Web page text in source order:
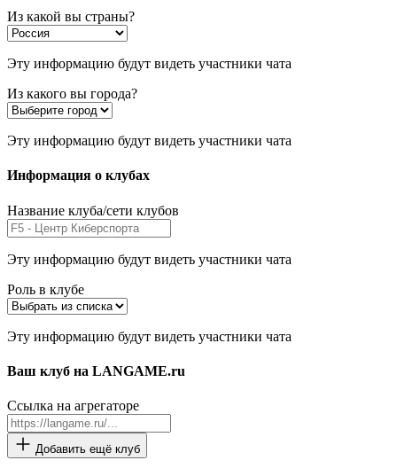
Из какой вы страны?
Эту информацию будут видеть участники чата
Из какого вы города?
Эту информацию будут видеть участники чата
Информация о клубах
Название клуба/сети клубов
Эту информацию будут видеть участники чата
Роль в клубе
Эту информацию будут видеть участники чата
Ваш клуб на LANGAME.ru
Ссылка на агрегаторе
Добавить ещё клуб